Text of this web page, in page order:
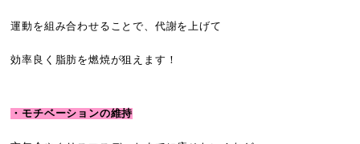
運動を組み合わせることで、代謝を上げて
効率良く脂肪を燃焼が狙えます！
・モチベーションの維持